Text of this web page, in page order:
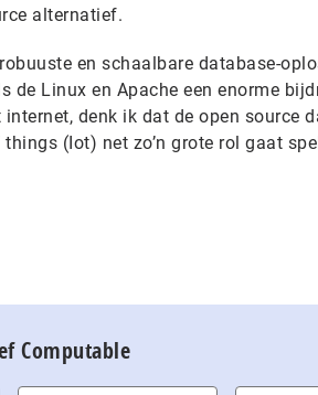
alternatief.
en schaalbare database-
de Linux en Apache een enorme
denk ik dat de open source
(Iot) net zo’n grote rol gaat
Computable